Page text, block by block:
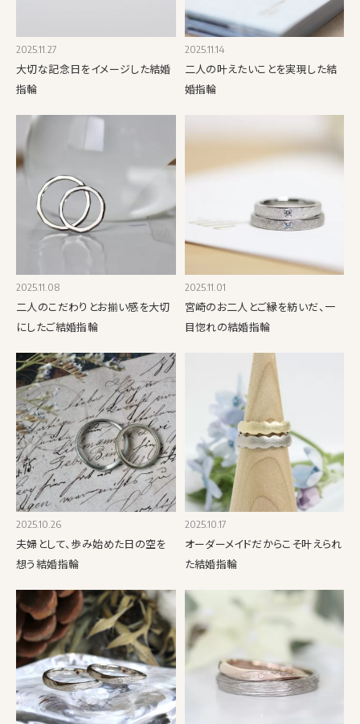
2025.11.27
大切な記念日をイメージした結婚
指輪
2025.11.14
二人の叶えたいことを実現した結
婚指輪
2025.11.08
二人のこだわりとお揃い感を大切
にしたご結婚指輪
2025.11.01
宮崎のお二人とご縁を紡いだ、一
目惚れの結婚指輪
2025.10.26
夫婦として、歩み始めた日の空を
想う結婚指輪
2025.10.17
オーダーメイドだからこそ叶えられ
た結婚指輪